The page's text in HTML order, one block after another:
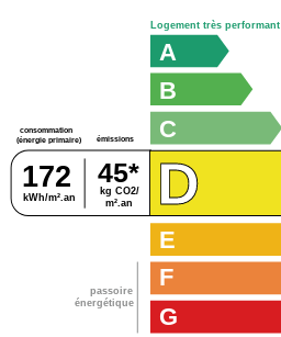
passoire
énergétique
consommation
(énergie primaire)
émissions
kg CO2/
m².an
kWh/m².an
172 45*
G
F
E
D
C
B
A
Logement très performant